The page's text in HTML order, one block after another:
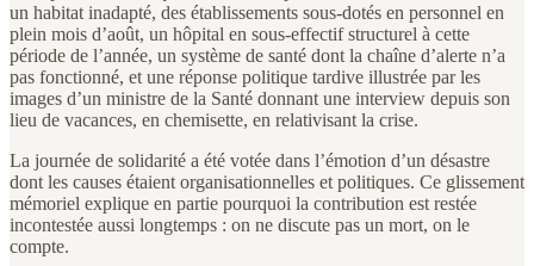
un habitat inadapté, des établissements sous-dotés en personnel en
plein mois d’août, un hôpital en sous-effectif structurel à cette
période de l’année, un système de santé dont la chaîne d’alerte n’a
pas fonctionné, et une réponse politique tardive illustrée par les
images d’un ministre de la Santé donnant une interview depuis son
lieu de vacances, en chemisette, en relativisant la crise.
La journée de solidarité a été votée dans l’émotion d’un désastre
dont les causes étaient organisationnelles et politiques. Ce glissement
mémoriel explique en partie pourquoi la contribution est restée
incontestée aussi longtemps : on ne discute pas un mort, on le
compte.